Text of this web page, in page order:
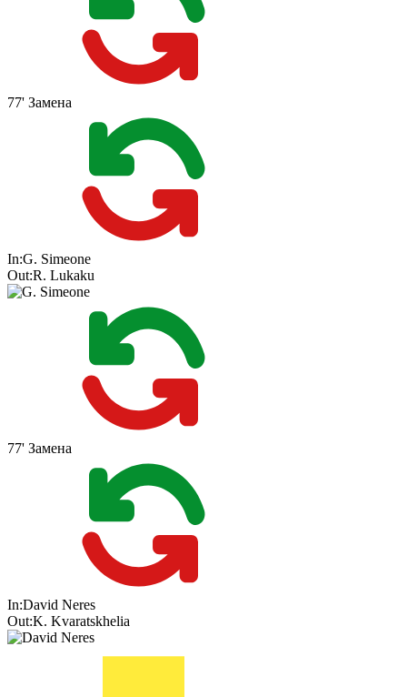
77' Замена
In:G. Simeone
Out:R. Lukaku
77' Замена
In:David Neres
Out:K. Kvaratskhelia